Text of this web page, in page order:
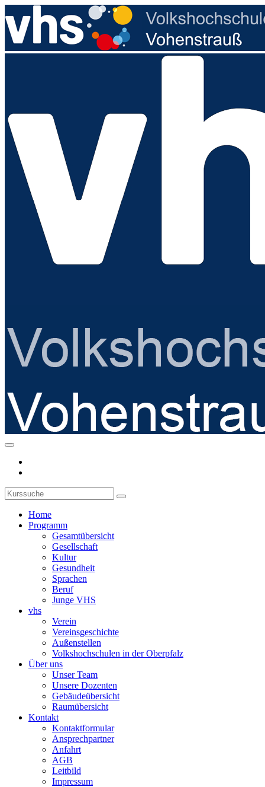
Home
Programm
Gesamtübersicht
Gesellschaft
Kultur
Gesundheit
Sprachen
Beruf
Junge VHS
vhs
Verein
Vereinsgeschichte
Außenstellen
Volkshochschulen in der Oberpfalz
Über uns
Unser Team
Unsere Dozenten
Gebäudeübersicht
Raumübersicht
Kontakt
Kontaktformular
Ansprechpartner
Anfahrt
AGB
Leitbild
Impressum